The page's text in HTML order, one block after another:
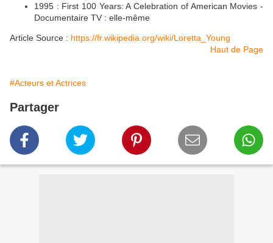
1995 : First 100 Years: A Celebration of American Movies -
Documentaire TV : elle-même
Article Source : https://fr.wikipedia.org/wiki/Loretta_Young
Haut de Page
#Acteurs et Actrices
Partager